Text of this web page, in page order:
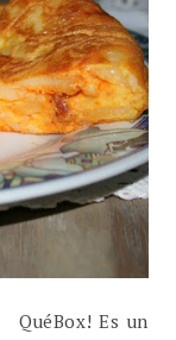
Es un